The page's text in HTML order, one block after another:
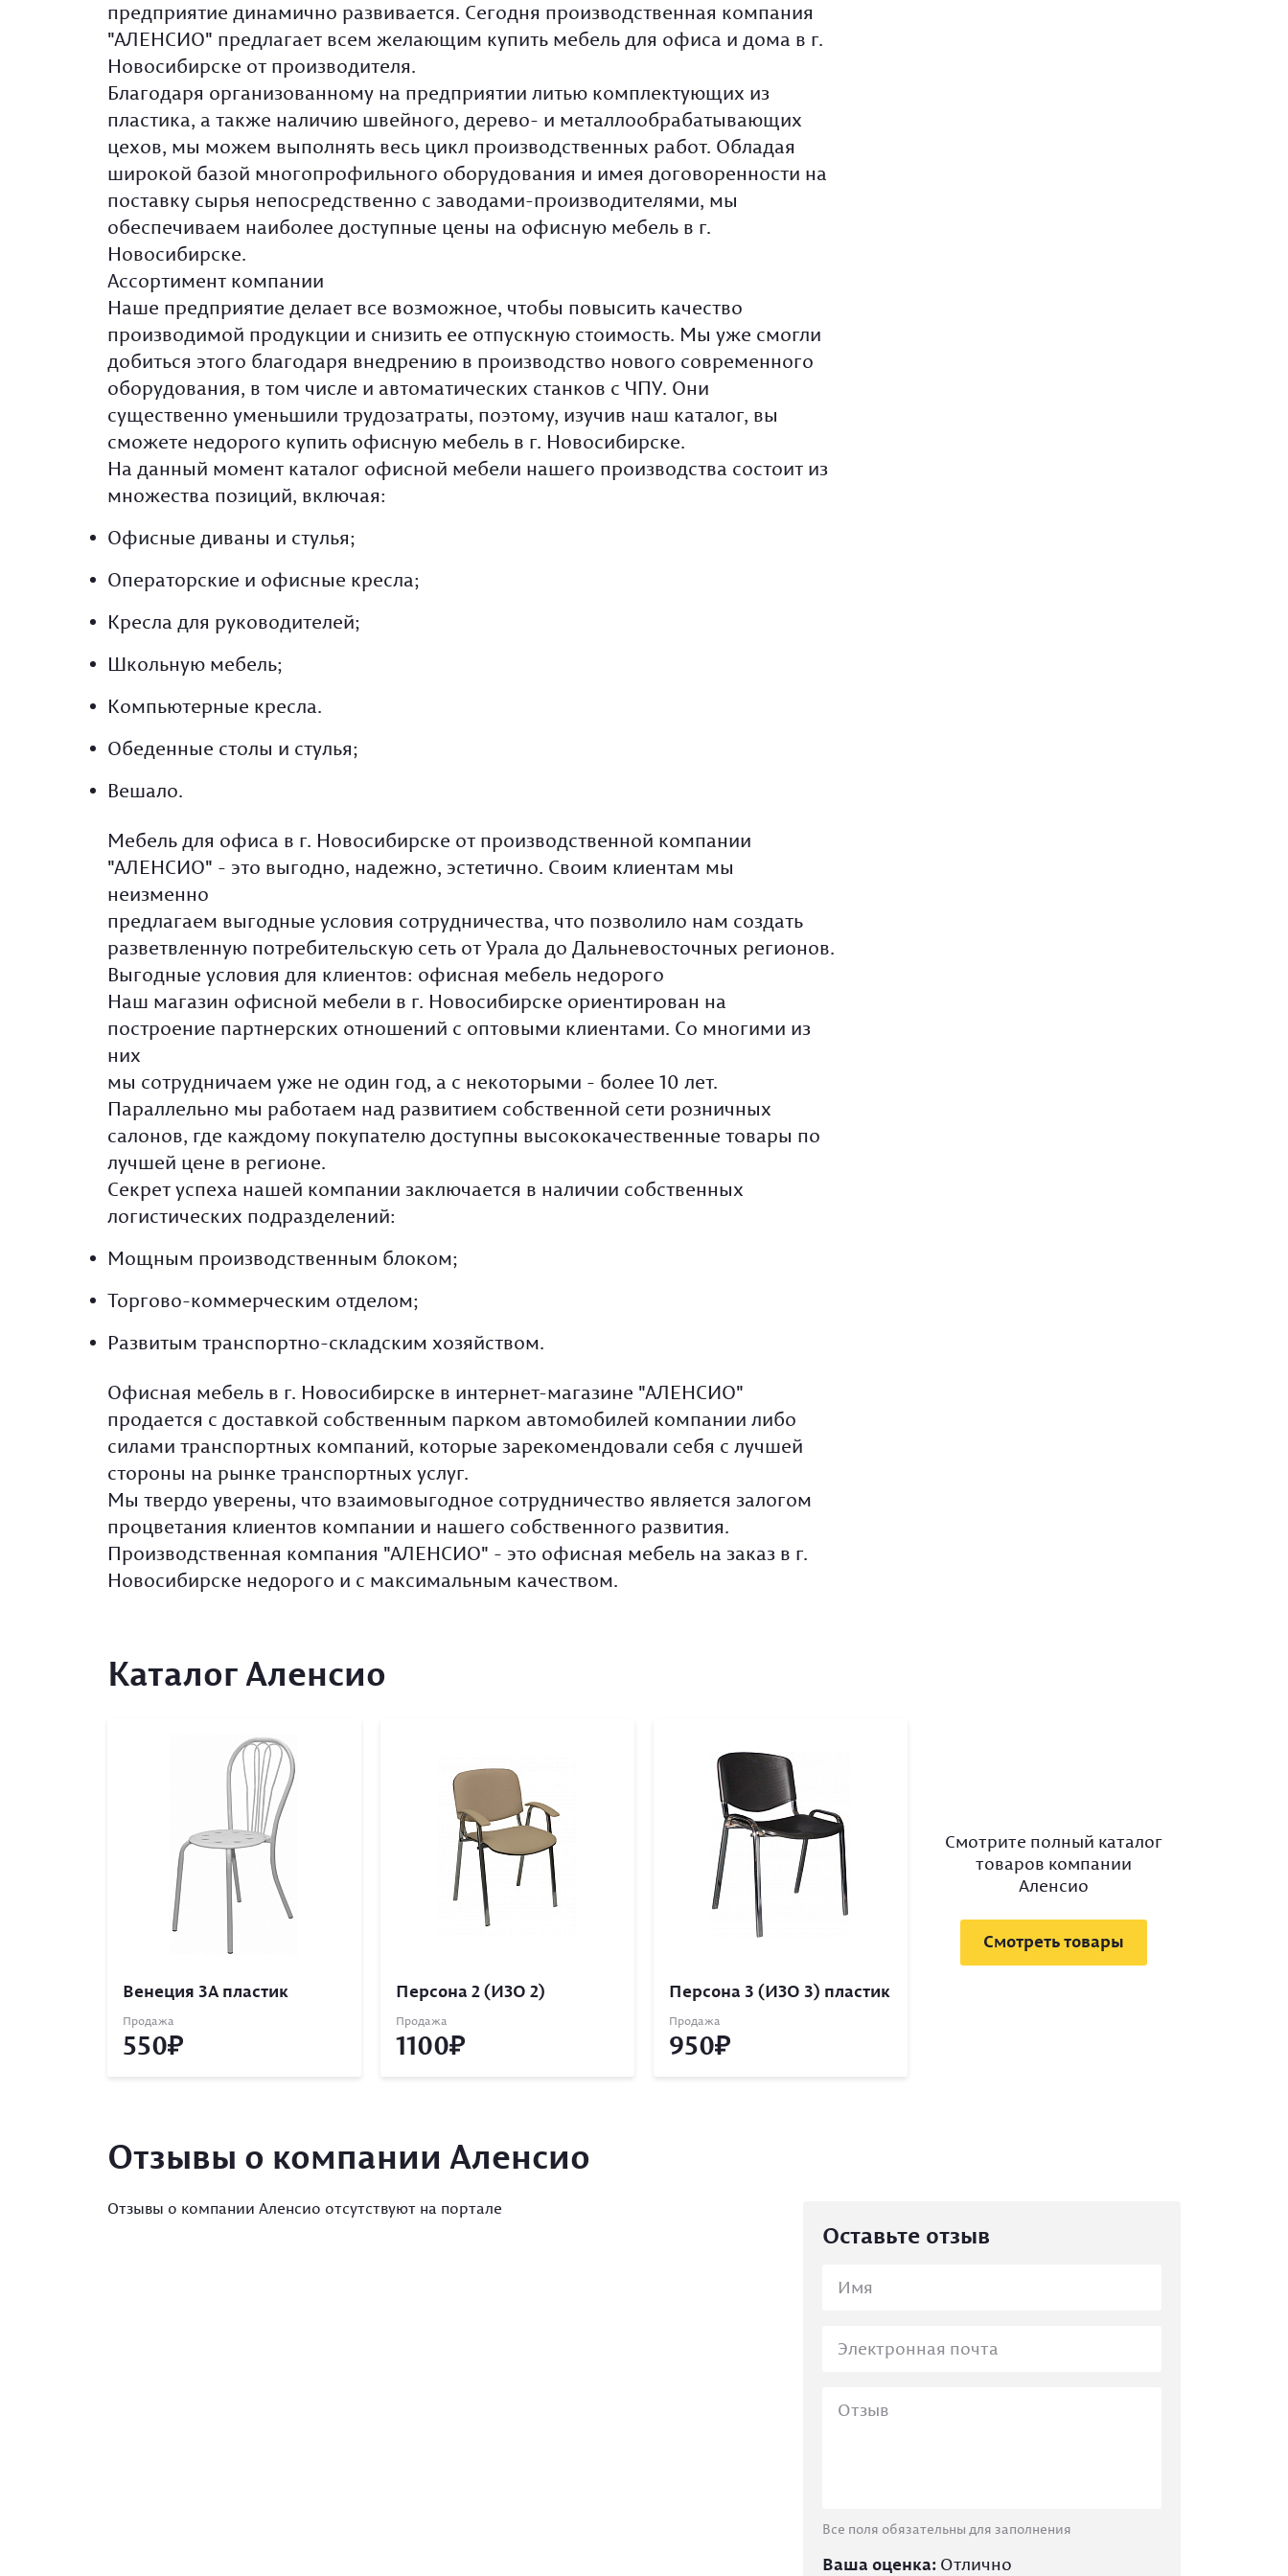
предприятие динамично развивается. Сегодня производственная компания
"АЛЕНСИО" предлагает всем желающим купить мебель для офиса и дома в г.
Новосибирске от производителя.
Благодаря организованному на предприятии литью комплектующих из
пластика, а также наличию швейного, дерево- и металлообрабатывающих
цехов, мы можем выполнять весь цикл производственных работ. Обладая
широкой базой многопрофильного оборудования и имея договоренности на
поставку сырья непосредственно с заводами-производителями, мы
обеспечиваем наиболее доступные цены на офисную мебель в г.
Новосибирске.
Ассортимент компании
Наше предприятие делает все возможное, чтобы повысить качество
производимой продукции и снизить ее отпускную стоимость. Мы уже смогли
добиться этого благодаря внедрению в производство нового современного
оборудования, в том числе и автоматических станков с ЧПУ. Они
существенно уменьшили трудозатраты, поэтому, изучив наш каталог, вы
сможете недорого купить офисную мебель в г. Новосибирске.
На данный момент каталог офисной мебели нашего производства состоит из
множества позиций, включая:
Офисные диваны и стулья;
Операторские и офисные кресла;
Кресла для руководителей;
Школьную мебель;
Компьютерные кресла.
Обеденные столы и стулья;
Вешало.
Мебель для офиса в г. Новосибирске от производственной компании
"АЛЕНСИО" - это выгодно, надежно, эстетично. Своим клиентам мы
неизменно
предлагаем выгодные условия сотрудничества, что позволило нам создать
разветвленную потребительскую сеть от Урала до Дальневосточных регионов.
Выгодные условия для клиентов: офисная мебель недорого
Наш магазин офисной мебели в г. Новосибирске ориентирован на
построение партнерских отношений с оптовыми клиентами. Со многими из
них
мы сотрудничаем уже не один год, а с некоторыми - более 10 лет.
Параллельно мы работаем над развитием собственной сети розничных
салонов, где каждому покупателю доступны высококачественные товары по
лучшей цене в регионе.
Секрет успеха нашей компании заключается в наличии собственных
логистических подразделений:
Мощным производственным блоком;
Торгово-коммерческим отделом;
Развитым транспортно-складским хозяйством.
Офисная мебель в г. Новосибирске в интернет-магазине "АЛЕНСИО"
продается с доставкой собственным парком автомобилей компании либо
силами транспортных компаний, которые зарекомендовали себя с лучшей
стороны на рынке транспортных услуг.
Мы твердо уверены, что взаимовыгодное сотрудничество является залогом
процветания клиентов компании и нашего собственного развития.
Производственная компания "АЛЕНСИО" - это офисная мебель на заказ в г.
Новосибирске недорого и с максимальным качеством.
Каталог Аленсио
Венеция 3А пластик
Продажа
550
Персона 2 (ИЗО 2)
Продажа
1100
Персона 3 (ИЗО 3) пластик
Продажа
950
Смотрите полный каталог
товаров компании
Аленсио
Смотреть товары
Отзывы о компании Аленсио
Отзывы о компании Аленсио отсутствуют на портале
Оставьте отзыв
Все поля обязательны для заполнения
Ваша оценка: Отлично